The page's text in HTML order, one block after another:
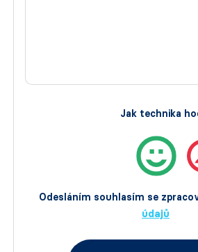
Odesláním souhlasím se
údajů
Jak technika